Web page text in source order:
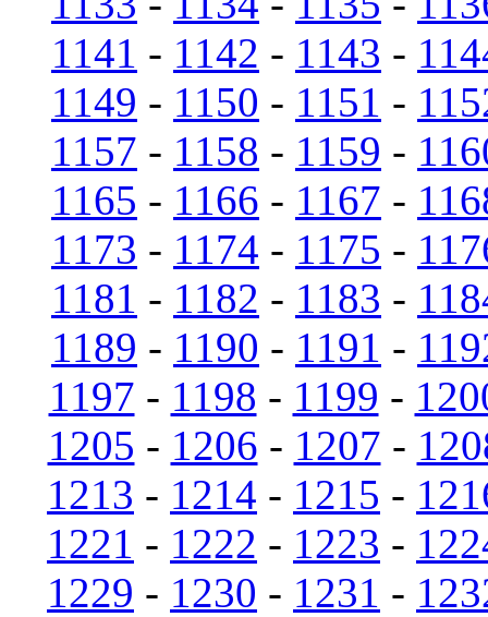
1141 - 1142 - 1143 -
1149 - 1150 - 1151 -
1157 - 1158 - 1159 -
1165 - 1166 - 1167 -
1173 - 1174 - 1175 -
1181 - 1182 - 1183 -
1189 - 1190 - 1191 -
1197 - 1198 - 1199 -
1205 - 1206 - 1207 -
1213 - 1214 - 1215 -
1221 - 1222 - 1223 -
1229 - 1230 - 1231 -